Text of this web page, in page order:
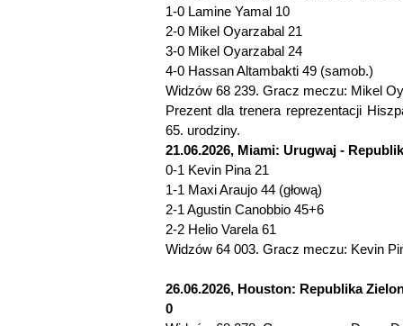
1-0 Lamine Yamal 10
2-0 Mikel Oyarzabal 21
3-0 Mikel Oyarzabal 24
4-0 Hassan Altambakti 49 (samob.)
Widzów 68 239. Gracz meczu: Mikel
Prezent dla trenera reprezentacji
65. urodziny.
21.06.2026, Miami: Urugwaj -
0-1 Kevin Pina 21
1-1 Maxi Araujo 44 (głową)
2-1 Agustin Canobbio 45+6
2-2 Helio Varela 61
Widzów 64 003. Gracz meczu: Kevin
26.06.2026, Houston: Republika
0